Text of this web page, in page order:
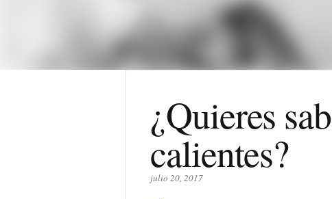
¿Quieres
calientes?
julio 20, 2017